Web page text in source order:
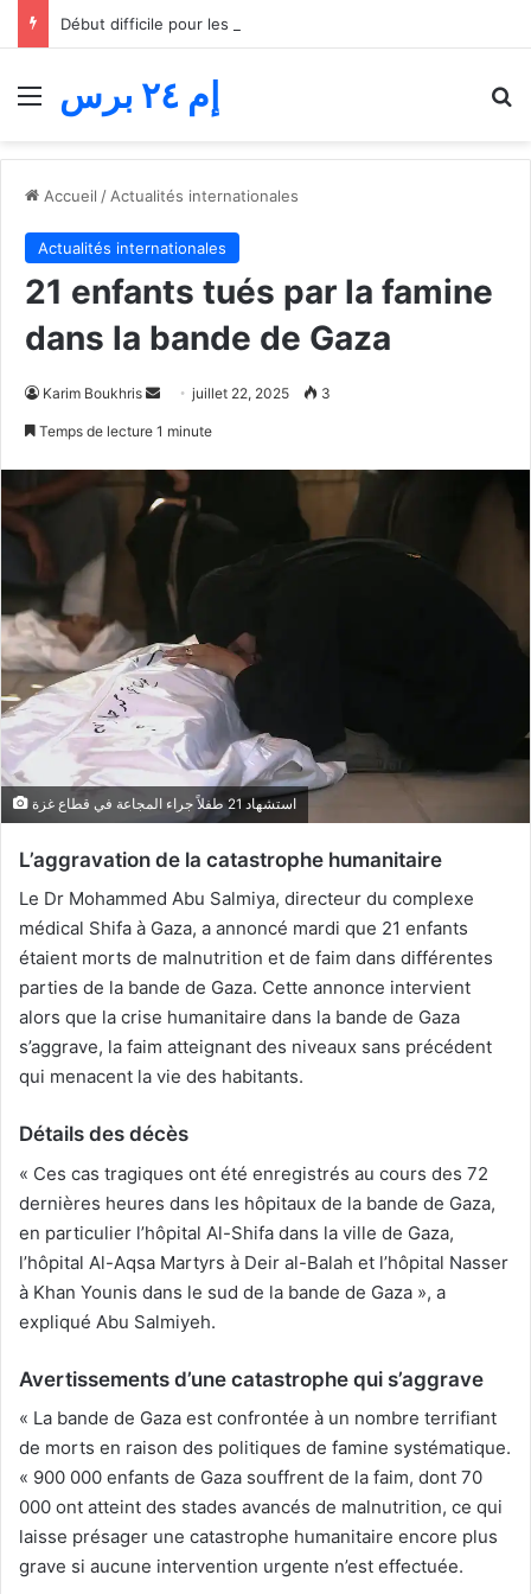
Menu إم ٢٤ برس
Accueil / Actualités internationales
Actualités internationales
21 enfants tués par la famine
dans la bande de Gaza
Karim Boukhris
Envoyerjuillet 22, 2025 3
Temps de lecture 1 minute
استشهاد 21 طفلاً جراء المجاعة في قطاع غزة
L’aggravation de la catastrophe humanitaire
Le Dr Mohammed Abu Salmiya, directeur du complexe
médical Shifa à Gaza, a annoncé mardi que 21 enfants
étaient morts de malnutrition et de faim dans différentes
parties de la bande de Gaza. Cette annonce intervient
alors que la crise humanitaire dans la bande de Gaza
s’aggrave, la faim atteignant des niveaux sans précédent
qui menacent la vie des habitants.
Détails des décès
« Ces cas tragiques ont été enregistrés au cours des 72
dernières heures dans les hôpitaux de la bande de Gaza,
en particulier l’hôpital Al-Shifa dans la ville de Gaza,
l’hôpital Al-Aqsa Martyrs à Deir al-Balah et l’hôpital Nasser
à Khan Younis dans le sud de la bande de Gaza », a
expliqué Abu Salmiyeh.
Avertissements d’une catastrophe qui s’aggrave
« La bande de Gaza est confrontée à un nombre terrifiant
de morts en raison des politiques de famine systématique.
« 900 000 enfants de Gaza souffrent de la faim, dont 70
000 ont atteint des stades avancés de malnutrition, ce qui
laisse présager une catastrophe humanitaire encore plus
grave si aucune intervention urgente n’est effectuée.